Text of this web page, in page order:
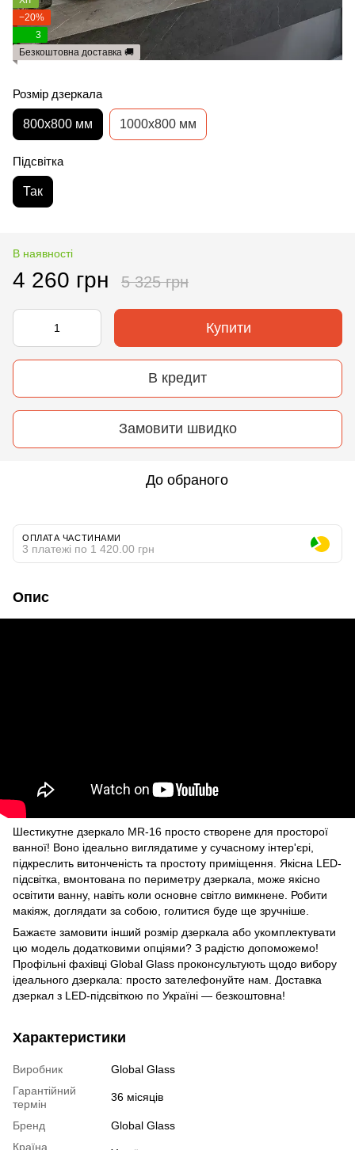
−20%
3
Безкоштовна доставка 🚚
Розмір дзеркала
800х800 мм 1000х800 мм
Підсвітка
Так
В наявності
4 260 грн 5 325 грн
Купити
В кредит
Замовити швидко
До обраного
ОПЛАТА ЧАСТИНАМИ
3 платежі по 1 420.00 грн
Опис
Шестикутне дзеркало MR-16 просто створене для просторої
ванної! Воно ідеально виглядатиме у сучасному інтер'єрі,
підкреслить витонченість та простоту приміщення. Якісна LED-
підсвітка, вмонтована по периметру дзеркала, може якісно
освітити ванну, навіть коли основне світло вимкнене. Робити
макіяж, доглядати за собою, голитися буде ще зручніше.
Бажаєте замовити інший розмір дзеркала або укомплектувати
цю модель додатковими опціями? З радістю допоможемо!
Профільні фахівці Global Glass проконсультують щодо вибору
ідеального дзеркала: просто зателефонуйте нам. Доставка
дзеркал з LED-підсвіткою по Україні — безкоштовна!
Характеристики
Виробник
Global Glass
Гарантійний
термін
36 місяців
Бренд
Global Glass
Країна